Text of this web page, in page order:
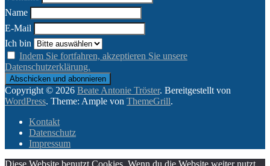
Name
E-Mail
Ich bin
Indem Sie fortfahren, akzeptieren Sie unsere
Datenschutzerklärung.
Copyright © 2026 Beate Antonie Tröster. Bereitgestellt von
WordPress. Theme: Ample von ThemeGrill.
Kontakt
Datenschutz
Impressum